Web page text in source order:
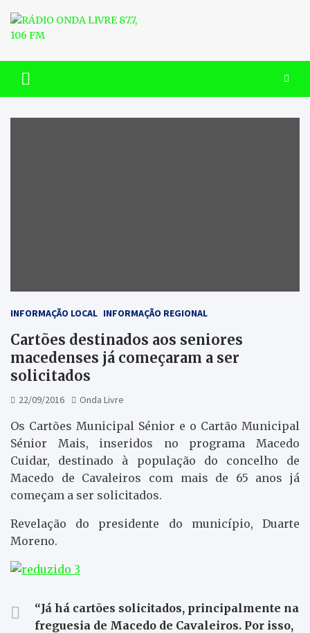
content
RÁDIO ONDA LIVRE 87.7, 106
FM
INFORMAÇÃO LOCAL INFORMAÇÃO REGIONAL
Cartões destinados aos seniores
macedenses já começaram a ser
solicitados
22/09/2016 Onda Livre
Os Cartões Municipal Sénior e o Cartão Municipal
Sénior Mais, inseridos no programa Macedo
Cuidar, destinado à população do concelho de
Macedo de Cavaleiros com mais de 65 anos já
começam a ser solicitados.
Revelação do presidente do município, Duarte
Moreno.
“Já há cartões solicitados, principalmente na
freguesia de Macedo de Cavaleiros. Por isso,